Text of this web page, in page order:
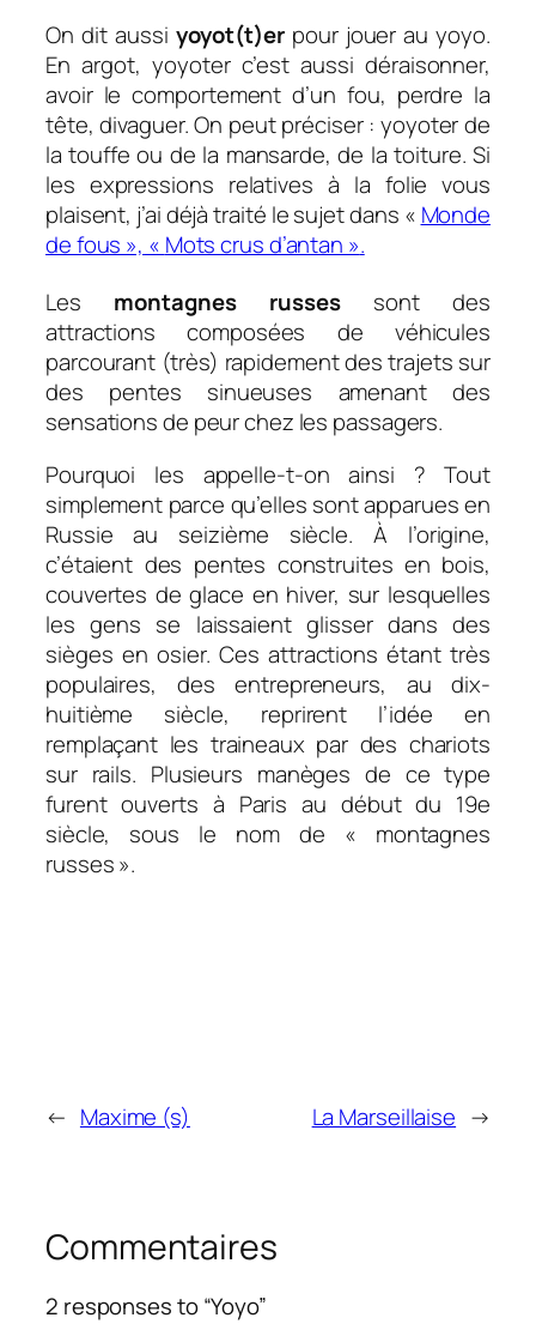
On dit aussi yoyot(t)erpour jouer au yoyo.
En argot, yoyoter c’est aussi déraisonner,
avoir le comportement d’un fou, perdre la
tête, divaguer. On peut préciser : yoyoter de
la touffe ou de la mansarde, de la toiture. Si
les expressions relatives à la folie vous
plaisent, j’ai déjà traité le sujet dans « Monde
de fous », « Mots crus d’antan ».
Les montagnes russessont des
attractions composées de véhicules
parcourant (très) rapidement des trajets sur
des pentes sinueuses amenant des
sensations de peur chez les passagers.
Pourquoi les appelle-t-on ainsi ? Tout
simplement parce qu’elles sont apparues en
Russie au seizième siècle. À l’origine,
c’étaient des pentes construites en bois,
couvertes de glace en hiver, sur lesquelles
les gens se laissaient glisser dans des
sièges en osier. Ces attractions étant très
populaires, des entrepreneurs, au dix-
huitième siècle, reprirent l’idée en
remplaçant les traineaux par des chariots
sur rails. Plusieurs manèges de ce type
furent ouverts à Paris au début du 19e
siècle, sous le nom de « montagnes
russes ».
← Maxime (s) La Marseillaise →
Commentaires
2 responses to “Yoyo”